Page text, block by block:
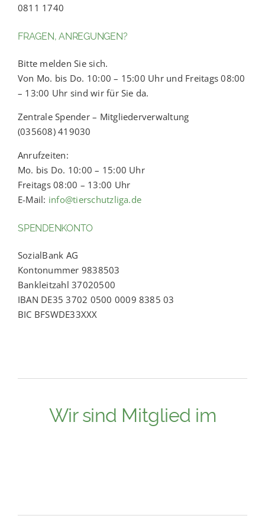
0811 1740
FRAGEN, ANREGUNGEN?
Bitte melden Sie sich.
Von Mo. bis Do. 10:00 – 15:00 Uhr und Freitags 08:00
– 13:00 Uhr sind wir für Sie da.
Zentrale Spender – Mitgliederverwaltung
(035608) 419030
Anrufzeiten:
Mo. bis Do. 10:00 – 15:00 Uhr
Freitags 08:00 – 13:00 Uhr
E-Mail: info@tierschutzliga.de
SPENDENKONTO
SozialBank AG
Kontonummer 9838503
Bankleitzahl 37020500
IBAN DE35 3702 0500 0009 8385 03
BIC BFSWDE33XXX
Wir sind Mitglied im